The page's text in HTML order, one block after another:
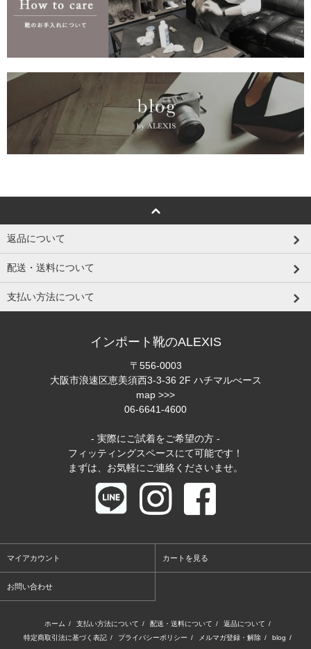
返品について
配送・送料について
支払い方法について
インポート靴のALEXIS
〒556-0003
大阪市浪速区恵美須西3-3-36 2F ハチマルべース
map >>>
06-6641-4600
- 実際にご試着をご希望の方 -
フィッティングスペースにて可能です！
まずは、お気軽にご連絡くださいませ。
マイアカウント カートを見る
お問い合わせ
ホーム / 支払い方法について / 配送・送料について / 返品について /
特定商取引法に基づく表記 / プライバシーポリシー / メルマガ登録・解除 / blog /